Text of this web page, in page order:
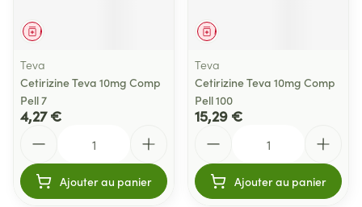
Médicament
Teva
Cetirizine Teva 10mg Comp
Pell 7
4,27 €
Ajouter au panier
Médicament
Teva
Cetirizine Teva 10mg Comp
Pell 100
15,29 €
Ajouter au panier